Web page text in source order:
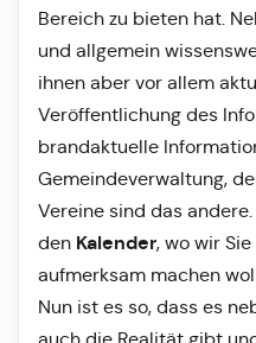
Bereich zu bieten hat.
und allgemein
ihnen aber vor allem
Veröffentlichung des
brandaktuelle
Gemeindeverwaltung,
Vereine sind das
den Kalender, wo wir
aufmerksam machen
Nun ist es so, dass es